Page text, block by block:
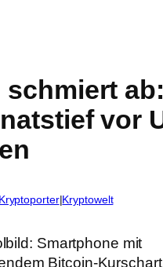
ab:
vor
Kryptoporter|Kryptowelt